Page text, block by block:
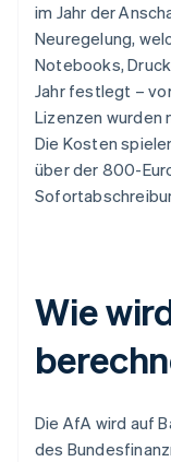
im Jahr der
Neuregelung,
Notebooks,
Jahr festlegt –
Lizenzen wurden
Die Kosten
über der 800-
Wie
Die AfA wird auf
des